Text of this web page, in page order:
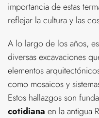
importancia de estas
reflejar la cultura y las
A lo largo de los años,
diversas excavaciones
elementos
como mosaicos y
Estos hallazgos son
cotidiana en la antigua